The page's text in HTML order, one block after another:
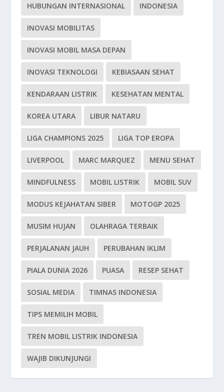
HUBUNGAN INTERNASIONAL INDONESIA
INOVASI MOBILITAS
INOVASI MOBIL MASA DEPAN
INOVASI TEKNOLOGI KEBIASAAN SEHAT
KENDARAAN LISTRIK KESEHATAN MENTAL
KOREA UTARA LIBUR NATARU
LIGA CHAMPIONS 2025 LIGA TOP EROPA
LIVERPOOL MARC MARQUEZ MENU SEHAT
MINDFULNESS MOBIL LISTRIK MOBIL SUV
MODUS KEJAHATAN SIBER MOTOGP 2025
MUSIM HUJAN OLAHRAGA TERBAIK
PERJALANAN JAUH PERUBAHAN IKLIM
PIALA DUNIA 2026 PUASA RESEP SEHAT
SOSIAL MEDIA TIMNAS INDONESIA
TIPS MEMILIH MOBIL
TREN MOBIL LISTRIK INDONESIA
WAJIB DIKUNJUNGI